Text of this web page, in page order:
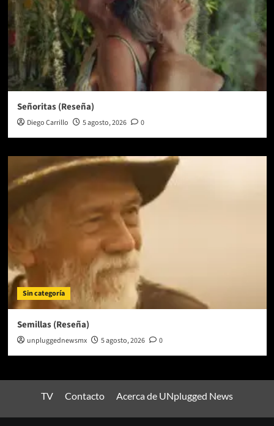
Señoritas (Reseña)
Diego Carrillo 5 agosto, 2026 0
Sin categoría
Semillas (Reseña)
unpluggednewsmx 5 agosto, 2026 0
TV Contacto Acerca de UNplugged News